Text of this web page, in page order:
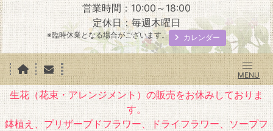
営業時間：10:00～18:00
定休日：毎週木曜日
※臨時休業となる場合がございます。 カレンダー
生花（花束・アレンジメント）の販売をお休みしておりま
す。
鉢植え、プリザーブドフラワー、ドライフラワー、ソープフ